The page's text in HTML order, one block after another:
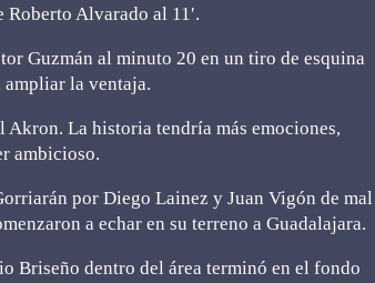
Alvarado al 11′.
Guzmán al minuto 20 en un tiro de esquina
ampliar la ventaja.
Akron. La historia tendría más emociones,
ambicioso.
por Diego Lainez y Juan Vigón de mal
a echar en su terreno a Guadalajara.
Briseño dentro del área terminó en el fondo